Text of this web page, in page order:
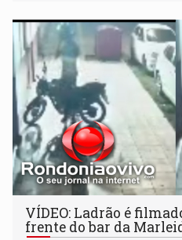
VÍDEO: Ladrão é
frente do bar da